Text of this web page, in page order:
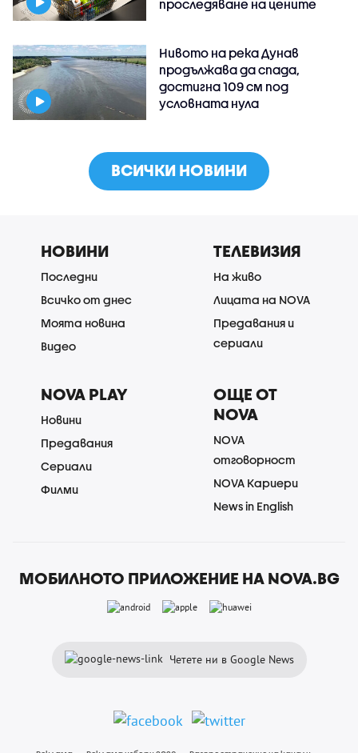
проследяване на цените
Нивото на река Дунав
продължава да спада,
достигна 109 см под
условната нула
ВСИЧКИ НОВИНИ
НОВИНИ
Последни
Всичко от днес
Моята новина
Видео
ТЕЛЕВИЗИЯ
На живо
Лицата на NOVA
Предавания и
сериали
NOVA PLAY
Новини
Предавания
Сериали
Филми
ОЩЕ ОТ
NOVA
NOVA
отговорност
NOVA Кариери
News in English
МОБИЛНОТО ПРИЛОЖЕНИЕ НА NOVA.BG
Четете ни в Google News